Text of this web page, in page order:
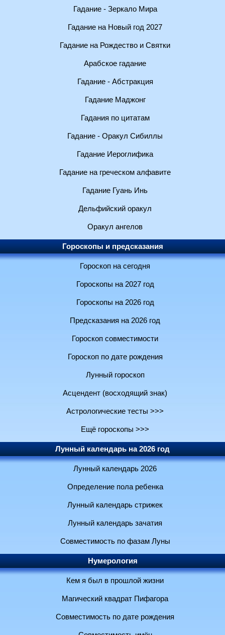
Гадание - Зеркало Мира
Гадание на Новый год 2027
Гадание на Рождество и Святки
Арабское гадание
Гадание - Абстракция
Гадание Маджонг
Гадания по цитатам
Гадание - Оракул Сибиллы
Гадание Иероглифика
Гадание на греческом алфавите
Гадание Гуань Инь
Дельфийский оракул
Оракул ангелов
Гороскопы и предсказания
Гороскоп на сегодня
Гороскопы на 2027 год
Гороскопы на 2026 год
Предсказания на 2026 год
Гороскоп совместимости
Гороскоп по дате рождения
Лунный гороскоп
Асцендент (восходящий знак)
Астрологические тесты >>>
Ещё гороскопы >>>
Лунный календарь на 2026 год
Лунный календарь 2026
Определение пола ребенка
Лунный календарь стрижек
Лунный календарь зачатия
Совместимость по фазам Луны
Нумерология
Кем я был в прошлой жизни
Магический квадрат Пифагора
Совместимость по дате рождения